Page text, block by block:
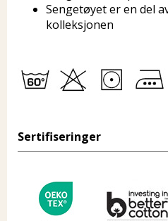
Sengetøyet er en del
kolleksjonen
Sertifiseringer